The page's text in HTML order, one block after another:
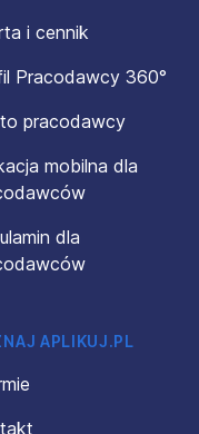
i cennik
Pracodawcy 360°
pracodawcy
mobilna dla
dla
APLIKUJ.PL